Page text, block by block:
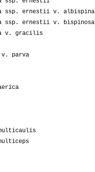
ssp. ernestii v. albispina
ssp. ernestii v. bispinosa
v. gracilis
v. parva